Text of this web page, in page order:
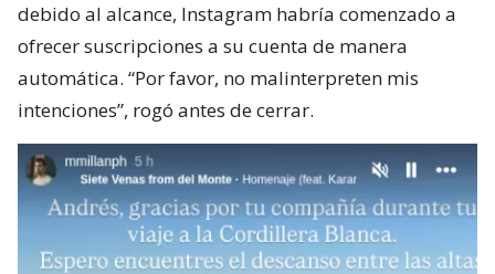
debido al alcance, Instagram habría comenzado a
ofrecer suscripciones a su cuenta de manera
automática. “Por favor, no malinterpreten mis
intenciones”, rogó antes de cerrar.